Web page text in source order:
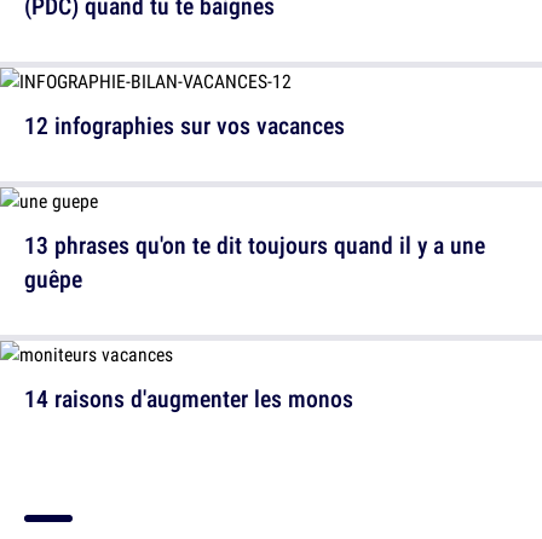
13 phrases qu'on te dit toujours quand il y a une
guêpe
12 infographies sur vos vacances
14 raisons d'augmenter les monos